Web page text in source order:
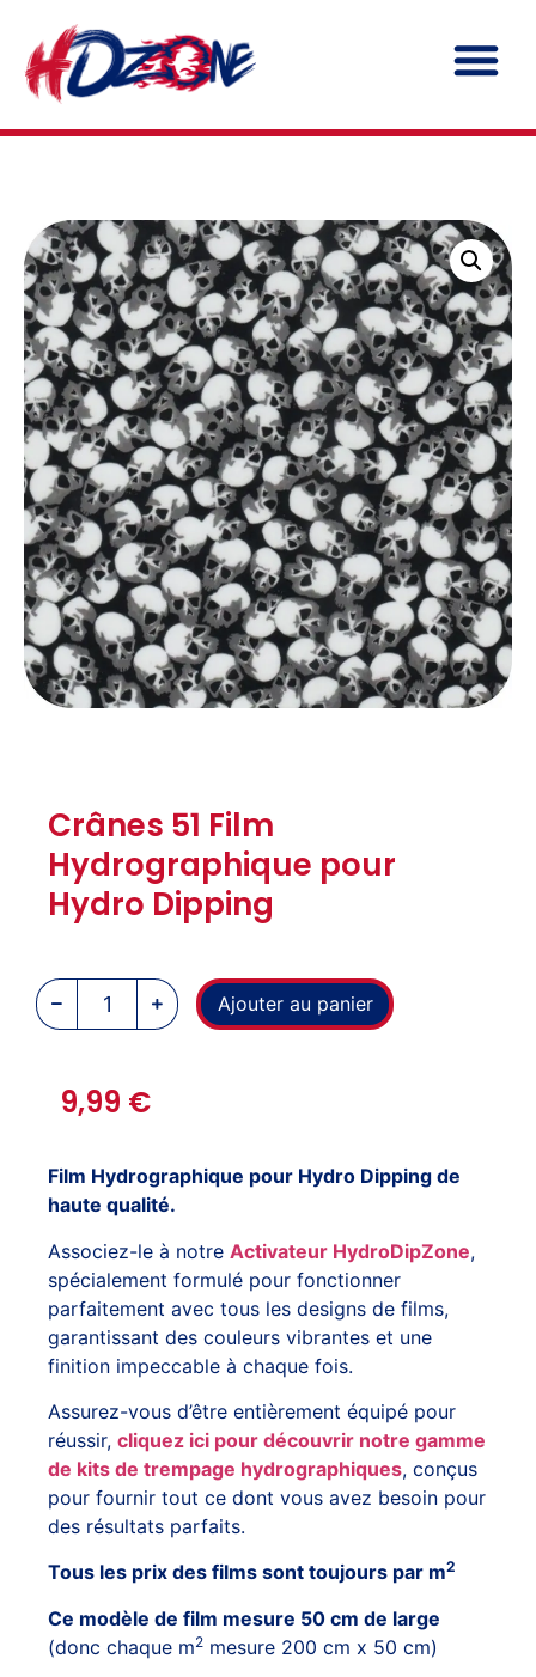
Crânes 51 Film
Hydrographique pour
Hydro Dipping
Ajouter au panier
9,99 €
Film Hydrographique pour Hydro Dipping de
haute qualité.
Associez-le à notre Activateur HydroDipZone,
spécialement formulé pour fonctionner
parfaitement avec tous les designs de films,
garantissant des couleurs vibrantes et une
finition impeccable à chaque fois.
Assurez-vous d’être entièrement équipé pour
réussir, cliquez ici pour découvrir notre gamme
de kits de trempage hydrographiques, conçus
pour fournir tout ce dont vous avez besoin pour
des résultats parfaits.
Tous les prix des films sont toujours par m2
Ce modèle de film mesure 50 cm de large
(donc chaque m2 mesure 200 cm x 50 cm)